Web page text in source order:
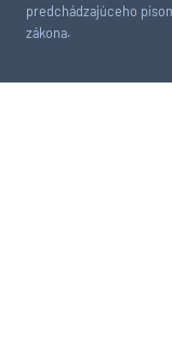
predchádzajúceho
zákona.